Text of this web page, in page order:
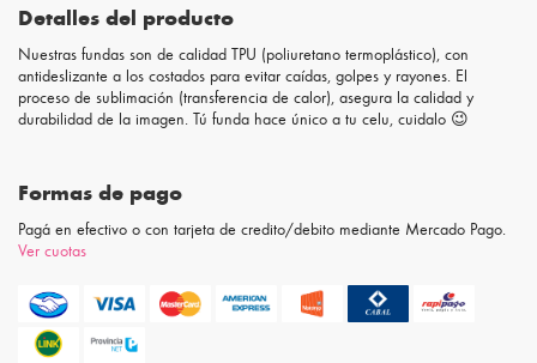
Detalles del producto
Nuestras fundas son de calidad TPU (poliuretano termoplástico), con
antideslizante a los costados para evitar caídas, golpes y rayones. El
proceso de sublimación (transferencia de calor), asegura la calidad y
durabilidad de la imagen. Tú funda hace único a tu celu, cuidalo 😉
Formas de pago
Pagá en efectivo o con tarjeta de credito/debito mediante Mercado Pago.
Ver cuotas